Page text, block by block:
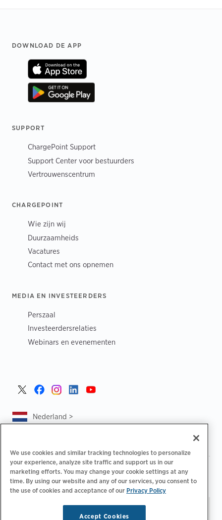
Footer
DOWNLOAD DE APP
SUPPORT
ChargePoint Support
Support Center voor bestuurders
Vertrouwenscentrum
CHARGEPOINT
Wie zijn wij
Duurzaamheids
Vacatures
Contact met ons opnemen
MEDIA EN INVESTEERDERS
Perszaal
Investeerdersrelaties
Webinars en evenementen
Nederland >
Privacybeleid | Uw privacykeuzes | Juridisch |
Toegankelijkheidsafschrift | Gedragscode voor leveranciers
EPR-informatie
We use cookies and similar tracking technologies to personalize
your experience, analyze site traffic and support us in our
marketing efforts. You may change your cookie settings at any
time. By using our website and any of our services, you consent to
the use of cookies and acceptance of our Privacy Policy
Accept Cookies